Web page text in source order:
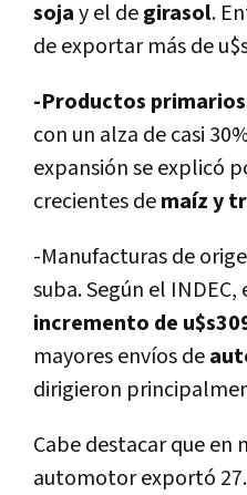
sojay el degirasol.
de exportar más de
-Productos primarios
con un alza de casi
expansión se explicó
crecientes demaí­z y
-Manufacturas de
suba. Según el
incremento de
mayores enví­os de
dirigieron
Cabe destacar que en
automotor exportó